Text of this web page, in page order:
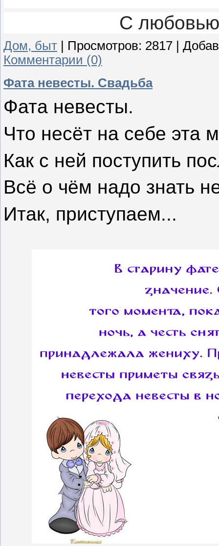
С
Дом, быт Просмотров: 2817
Комментарии (0)
Фата невесты. Свадьба
Фата невесты.
Что несёт на себе эта
Как с ней поступить
Всё о чём надо знать
Итак, приступаем...